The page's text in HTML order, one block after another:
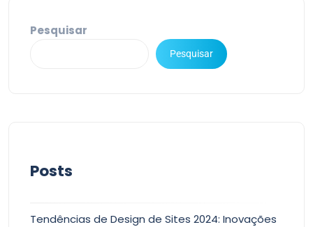
Pesquisar
Pesquisar
Posts
Tendências de Design de Sites 2024: Inovações